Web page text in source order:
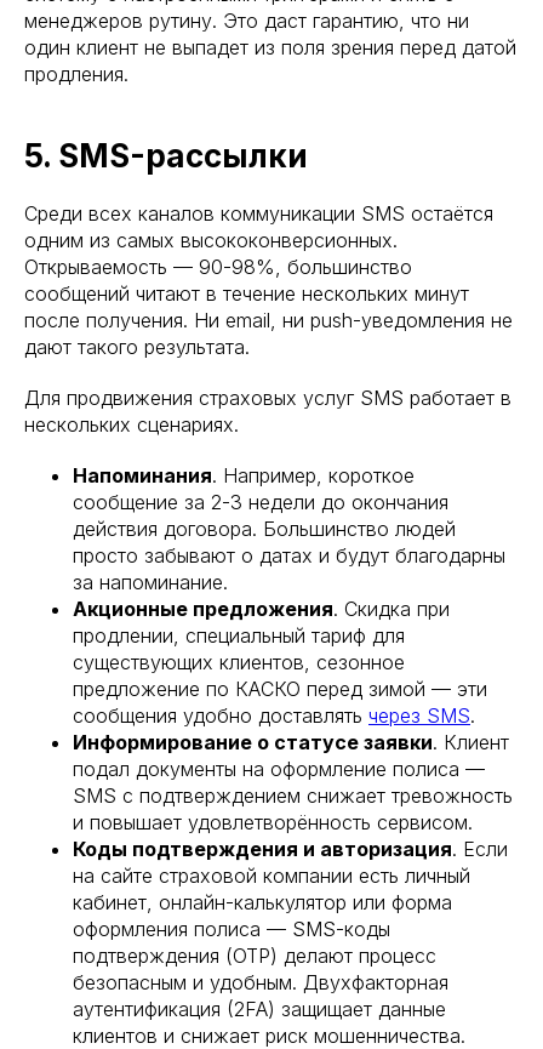
менеджеров рутину. Это даст гарантию, что ни
один клиент не выпадет из поля зрения перед датой
продления.
5. SMS-рассылки
Среди всех каналов коммуникации SMS остаётся
одним из самых высококонверсионных.
Открываемость — 90-98%, большинство
сообщений читают в течение нескольких минут
после получения. Ни email, ни push-уведомления не
дают такого результата.
Для продвижения страховых услуг SMS работает в
нескольких сценариях.
Напоминания. Например, короткое
сообщение за 2-3 недели до окончания
действия договора. Большинство людей
просто забывают о датах и будут благодарны
за напоминание.
Акционные предложения. Скидка при
продлении, специальный тариф для
существующих клиентов, сезонное
предложение по КАСКО перед зимой — эти
сообщения удобно доставлять через SMS.
Информирование о статусе заявки. Клиент
подал документы на оформление полиса —
SMS с подтверждением снижает тревожность
и повышает удовлетворённость сервисом.
Коды подтверждения и авторизация. Если
на сайте страховой компании есть личный
кабинет, онлайн-калькулятор или форма
оформления полиса — SMS-коды
подтверждения (OTP) делают процесс
безопасным и удобным. Двухфакторная
аутентификация (2FA) защищает данные
клиентов и снижает риск мошенничества.